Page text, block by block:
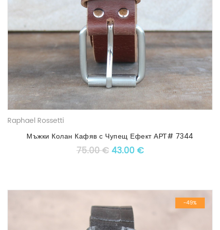
Raphael Rossetti
Мъжки Колан Кафяв с Чупещ Ефект АРТ# 7344
75.00€Original price was: 75.00
43.00€Текущата цена е:
-49%